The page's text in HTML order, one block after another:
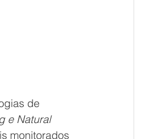
de
e Natural
monitorados